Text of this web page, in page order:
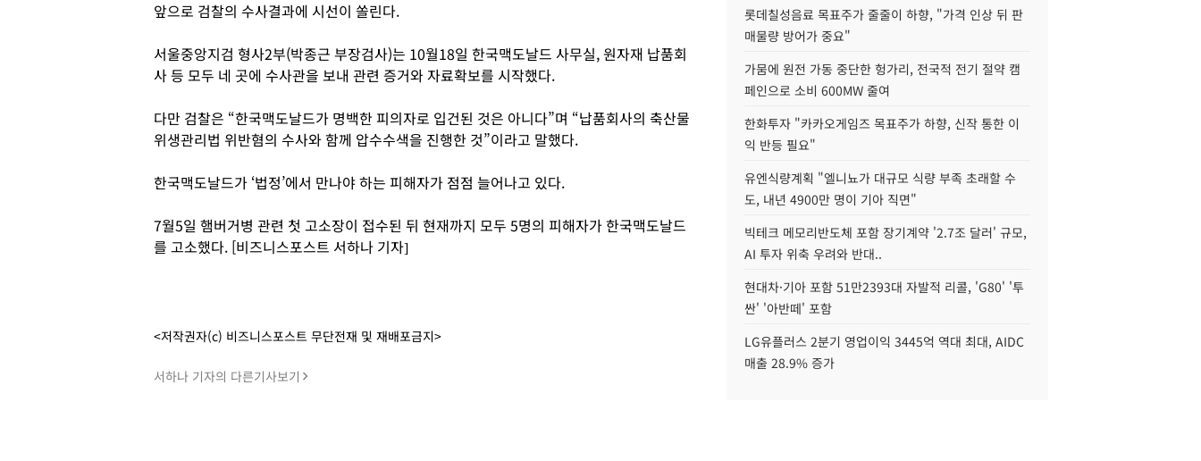
앞으로 검찰의 수사결과에 시선이 쏠린다.
서울중앙지검 형사2부(박종근 부장검사)는 10월18일 한국맥도날드 사무실, 원자재 납품회
사 등 모두 네 곳에 수사관을 보내 관련 증거와 자료확보를 시작했다.
다만 검찰은 “한국맥도날드가 명백한 피의자로 입건된 것은 아니다”며 “납품회사의 축산물
위생관리법 위반혐의 수사와 함께 압수수색을 진행한 것”이라고 말했다.
한국맥도날드가 ‘법정’에서 만나야 하는 피해자가 점점 늘어나고 있다.
7월5일 햄버거병 관련 첫 고소장이 접수된 뒤 현재까지 모두 5명의 피해자가 한국맥도날드
를 고소했다. [비즈니스포스트 서하나 기자]
<저작권자(c) 비즈니스포스트 무단전재 및 재배포금지>
서하나 기자의 다른기사보기
롯데칠성음료 목표주가 줄줄이 하향, "가격 인상 뒤 판
매물량 방어가 중요"
가뭄에 원전 가동 중단한 헝가리, 전국적 전기 절약 캠
페인으로 소비 600MW 줄여
한화투자 "카카오게임즈 목표주가 하향, 신작 통한 이
익 반등 필요"
유엔식량계획 "엘니뇨가 대규모 식량 부족 초래할 수
도, 내년 4900만 명이 기아 직면"
빅테크 메모리반도체 포함 장기계약 '2.7조 달러' 규모,
AI 투자 위축 우려와 반대..
현대차·기아 포함 51만2393대 자발적 리콜, 'G80' '투
싼' '아반떼' 포함
LG유플러스 2분기 영업이익 3445억 역대 최대, AIDC
매출 28.9% 증가